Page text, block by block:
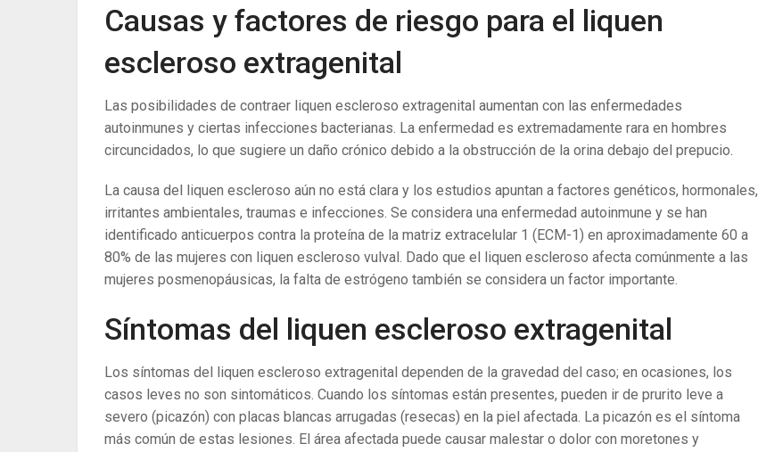
Causas y factores de riesgo para el liquen
escleroso extragenital
Las posibilidades de contraer liquen escleroso extragenital aumentan con las enfermedades
autoinmunes y ciertas infecciones bacterianas. La enfermedad es extremadamente rara en hombres
circuncidados, lo que sugiere un daño crónico debido a la obstrucción de la orina debajo del prepucio.
La causa del liquen escleroso aún no está clara y los estudios apuntan a factores genéticos, hormonales,
irritantes ambientales, traumas e infecciones. Se considera una enfermedad autoinmune y se han
identificado anticuerpos contra la proteína de la matriz extracelular 1 (ECM-1) en aproximadamente 60 a
80% de las mujeres con liquen escleroso vulval. Dado que el liquen escleroso afecta comúnmente a las
mujeres posmenopáusicas, la falta de estrógeno también se considera un factor importante.
Síntomas del liquen escleroso extragenital
Los síntomas del liquen escleroso extragenital dependen de la gravedad del caso; en ocasiones, los
casos leves no son sintomáticos. Cuando los síntomas están presentes, pueden ir de prurito leve a
severo (picazón) con placas blancas arrugadas (resecas) en la piel afectada. La picazón es el síntoma
más común de estas lesiones. El área afectada puede causar malestar o dolor con moretones y